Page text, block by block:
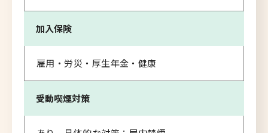
加入保険
雇用・労災・厚生年金・健康
受動喫煙対策